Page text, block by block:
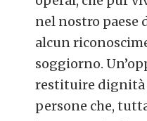
nel nostro paese
alcun
soggiorno.
restituire dignità
persone che,